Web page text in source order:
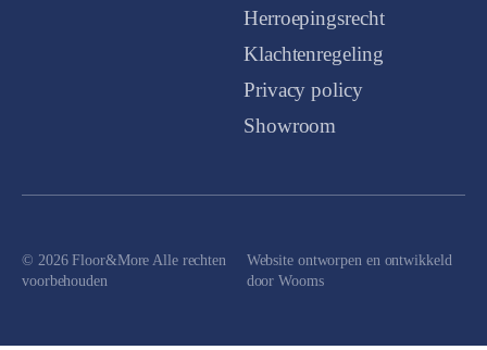
Herroepingsrecht
Klachtenregeling
Privacy policy
Showroom
© 2026 Floor&More Alle rechten
voorbehouden
Website ontworpen en ontwikkeld
doorWooms